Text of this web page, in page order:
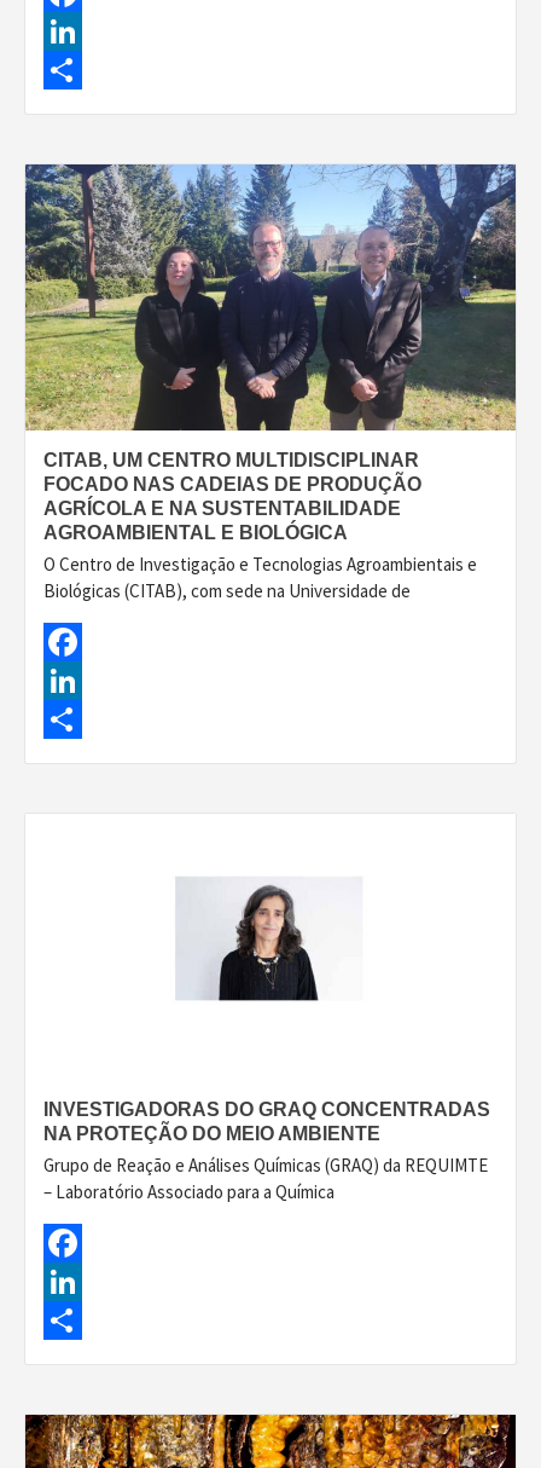
Facebook
LinkedIn
Share
CITAB, UM CENTRO MULTIDISCIPLINAR
FOCADO NAS CADEIAS DE PRODUÇÃO
AGRÍCOLA E NA SUSTENTABILIDADE
AGROAMBIENTAL E BIOLÓGICA
O Centro de Investigação e Tecnologias Agroambientais e
Biológicas (CITAB), com sede na Universidade de
Facebook
LinkedIn
Share
INVESTIGADORAS DO GRAQ CONCENTRADAS
NA PROTEÇÃO DO MEIO AMBIENTE
Grupo de Reação e Análises Químicas (GRAQ) da REQUIMTE
– Laboratório Associado para a Química
Facebook
LinkedIn
Share